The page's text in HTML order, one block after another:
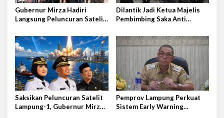
Gubernur Mirza Hadiri
Langsung Peluncuran Satelit
Tiongkok Timur
Dilantik Jadi Ketua Majelis
Pembimbing Saka Anti
Selatan, Kepala BNNK
Pramuka Garda P4GN
Saksikan Peluncuran Satelit
Lampung-1, Gubernur Mirza
Pemprov Lampung Perkuat
Sistem Early Warning